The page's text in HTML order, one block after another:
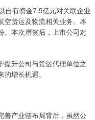
有资金7.5亿元对关联企业
空货运及物流相关业务。本
。本次增资后，上市公司对
升公司与货运代理单位之
增长机遇。
产业链布局背后，虽然公